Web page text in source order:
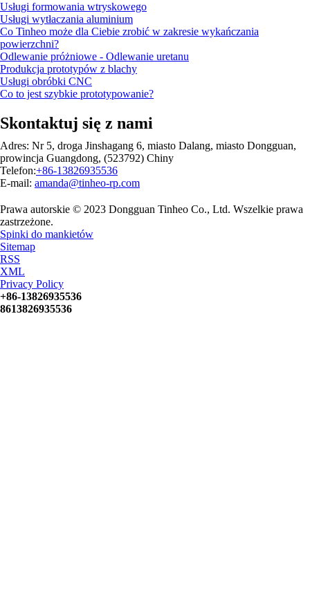
Usługi formowania wtryskowego
Usługi wytłaczania aluminium
Co Tinheo może dla Ciebie zrobić w zakresie wykańczania
powierzchni?
Odlewanie próżniowe - Odlewanie uretanu
Produkcja prototypów z blachy
Usługi obróbki CNC
Co to jest szybkie prototypowanie?
Skontaktuj się z nami
Adres: Nr 5, droga Jinshagang 6, miasto Dalang, miasto Dongguan,
prowincja Guangdong, (523792) Chiny
Telefon:+86-13826935536
E-mail: amanda@tinheo-rp.com
Prawa autorskie © 2023 Dongguan Tinheo Co., Ltd. Wszelkie prawa
zastrzeżone.
Spinki do mankietów
Sitemap
RSS
XML
Privacy Policy
+86-13826935536
8613826935536